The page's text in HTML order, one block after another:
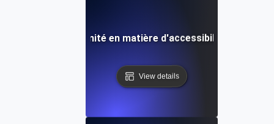
Rapport de conformité en matière d'accessibilité (ACR)
View details